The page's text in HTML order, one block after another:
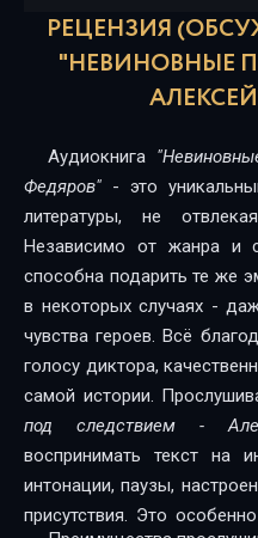
Невиновные под следствием
Невиновные под следствием
Невиновные под следствием
Невиновные под следствием
Невиновные под следствием
Невиновные под следствием
Невиновные под следствием
Невиновные под следствием
Невиновные под следствием
РЕЦЕНЗИЯ
"НЕВИНОВНЫЕ
Аудиокнига
Федяров" - это
литературы, не
Независимо от жанра и
способна подарить те же
в некоторых случаях -
чувства героев. Всё
голосу диктора,
самой истории.
под следствием -
воспринимать текст на
интонации, паузы,
присутствия. Это